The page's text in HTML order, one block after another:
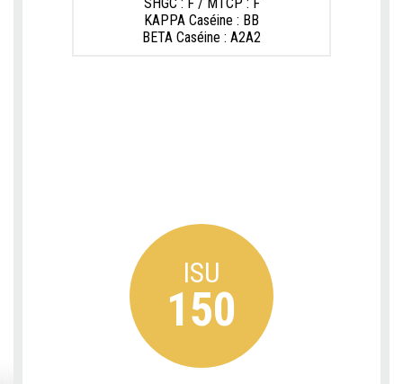
KAPPA Caséine : BB
BETA Caséine : A2A2
ISU
150